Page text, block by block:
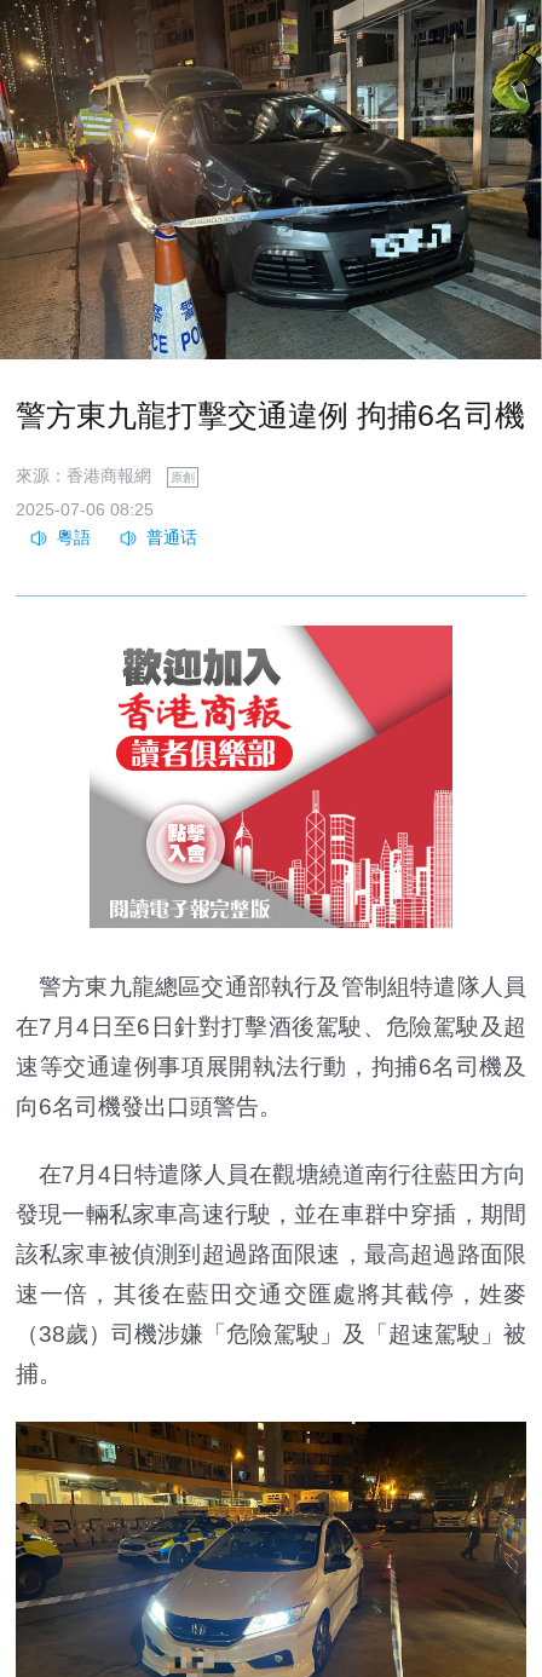
警方東九龍打擊交通違例 拘捕6名司機
來源：香港商報網 原創
2025-07-06 08:25
警方東九龍總區交通部執行及管制組特遣隊人員
在7月4日至6日針對打擊酒後駕駛、危險駕駛及超
速等交通違例事項展開執法行動，拘捕6名司機及
向6名司機發出口頭警告。
在7月4日特遣隊人員在觀塘繞道南行往藍田方向
發現一輛私家車高速行駛，並在車群中穿插，期間
該私家車被偵測到超過路面限速，最高超過路面限
速一倍，其後在藍田交通交匯處將其截停，姓麥
（38歲）司機涉嫌「危險駕駛」及「超速駕駛」被
捕。